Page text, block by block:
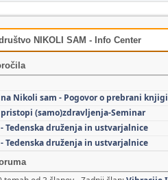
NIKOLI SAM - Info Center
Nikoli sam - Pogovor o prebrani knjigi
(samo)zdravljenja-Seminar
Tedenska druženja in ustvarjalnice
Tedenska druženja in ustvarjalnice